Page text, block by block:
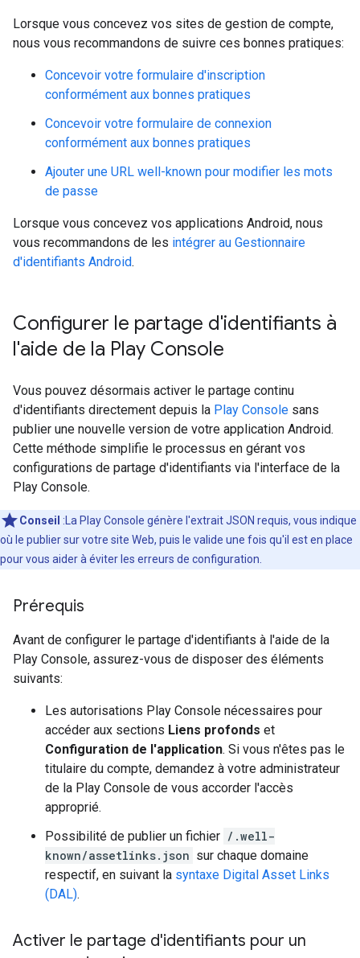
Lorsque vous concevez vos sites de gestion de compte,
nous vous recommandons de suivre ces bonnes pratiques:
Concevoir votre formulaire d'inscription
conformément aux bonnes pratiques
Concevoir votre formulaire de connexion
conformément aux bonnes pratiques
Ajouter une URL well-known pour modifier les mots
de passe
Lorsque vous concevez vos applications Android, nous
vous recommandons de les intégrer au Gestionnaire
d'identifiants Android.
Configurer le partage d'identifiants à
l'aide de la Play Console
Vous pouvez désormais activer le partage continu
d'identifiants directement depuis la Play Console sans
publier une nouvelle version de votre application Android.
Cette méthode simplifie le processus en gérant vos
configurations de partage d'identifiants via l'interface de la
Play Console.
Conseil :La Play Console génère l'extrait JSON requis, vous indique
où le publier sur votre site Web, puis le valide une fois qu'il est en place
pour vous aider à éviter les erreurs de configuration.
Prérequis
Avant de configurer le partage d'identifiants à l'aide de la
Play Console, assurez-vous de disposer des éléments
suivants:
Les autorisations Play Console nécessaires pour
accéder aux sections Liens profonds et
Configuration de l'application. Si vous n'êtes pas le
titulaire du compte, demandez à votre administrateur
de la Play Console de vous accorder l'accès
approprié.
Possibilité de publier un fichier /.well-
known/assetlinks.json sur chaque domaine
respectif, en suivant la syntaxe Digital Asset Links
(DAL).
Activer le partage d'identifiants pour un